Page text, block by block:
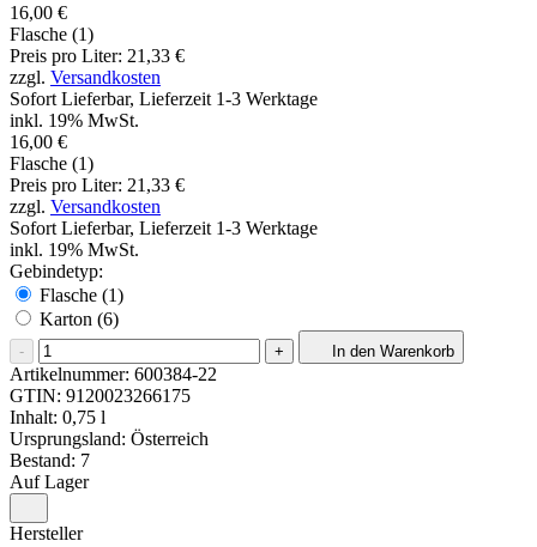
16,00 €
Flasche (1)
Preis pro Liter: 21,33 €
zzgl. Versandkosten
Sofort Lieferbar, Lieferzeit 1-3 Werktage
inkl. 19% MwSt.
16,00 €
Flasche (1)
Preis pro Liter: 21,33 €
zzgl. Versandkosten
Sofort Lieferbar, Lieferzeit 1-3 Werktage
inkl. 19% MwSt.
Gebindetyp:
Flasche (1)
Karton (6)
- + In den Warenkorb
Artikelnummer: 600384-22
GTIN: 9120023266175
Inhalt: 0,75 l
Ursprungsland: Österreich
Bestand: 7
Auf Lager
Hersteller